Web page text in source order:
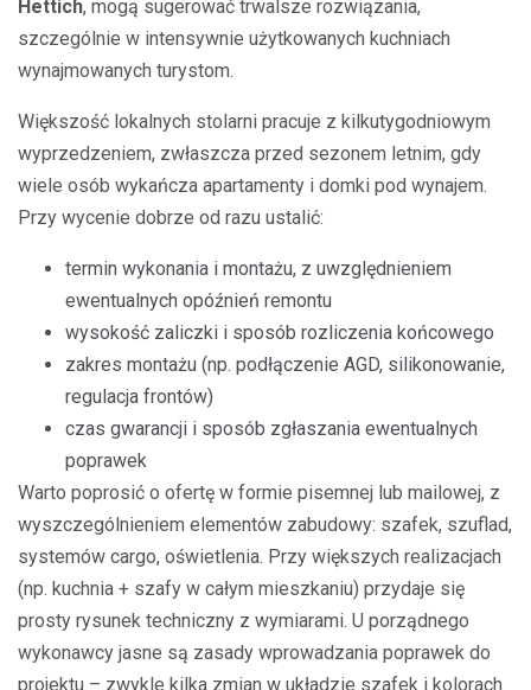
Hettich, mogą sugerować trwalsze rozwiązania,
szczególnie w intensywnie użytkowanych kuchniach
wynajmowanych turystom.
Większość lokalnych stolarni pracuje z kilkutygodniowym
wyprzedzeniem, zwłaszcza przed sezonem letnim, gdy
wiele osób wykańcza apartamenty i domki pod wynajem.
Przy wycenie dobrze od razu ustalić:
termin wykonania i montażu, z uwzględnieniem
ewentualnych opóźnień remontu
wysokość zaliczki i sposób rozliczenia końcowego
zakres montażu (np. podłączenie AGD, silikonowanie,
regulacja frontów)
czas gwarancji i sposób zgłaszania ewentualnych
poprawek
Warto poprosić o ofertę w formie pisemnej lub mailowej, z
wyszczególnieniem elementów zabudowy: szafek, szuflad,
systemów cargo, oświetlenia. Przy większych realizacjach
(np. kuchnia + szafy w całym mieszkaniu) przydaje się
prosty rysunek techniczny z wymiarami. U porządnego
wykonawcy jasne są zasady wprowadzania poprawek do
projektu – zwykle kilka zmian w układzie szafek i kolorach